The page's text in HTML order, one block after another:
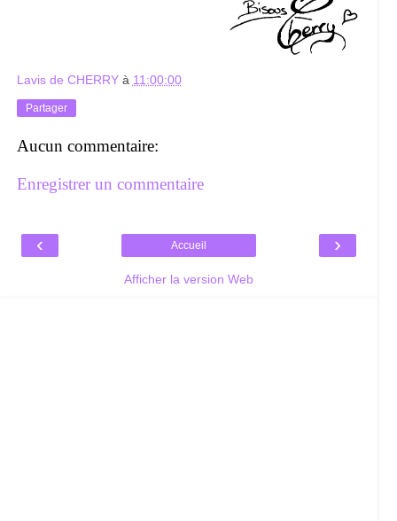
Lavis de CHERRY à 11:00:00
Partager
Aucun commentaire:
Enregistrer un commentaire
‹ ›
Accueil
Afficher la version Web